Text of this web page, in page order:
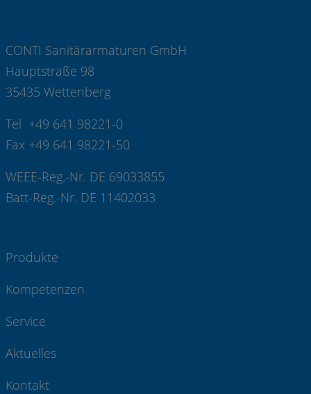
CONTI Sanitärarmaturen GmbH
Hauptstraße 98
35435 Wettenberg
Tel +49 641 98221-0
Fax +49 641 98221-50
WEEE-Reg.-Nr. DE 69033855
Batt-Reg.-Nr. DE 11402033
Produkte
Kompetenzen
Service
Aktuelles
Kontakt